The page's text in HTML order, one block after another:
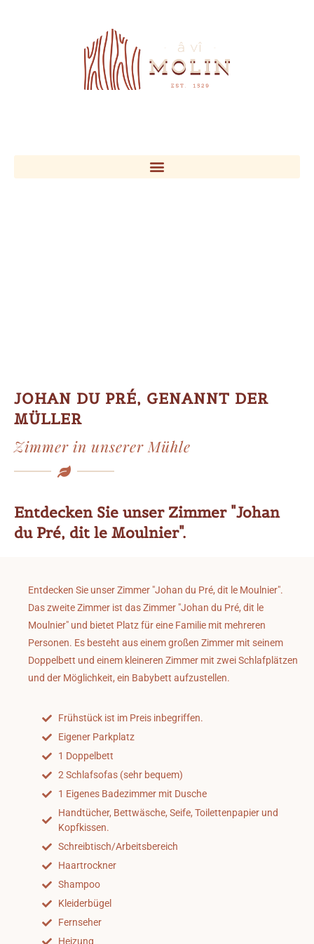
JOHAN DU PRÉ, GENANNT DER
MÜLLER
Zimmer in unserer Mühle
Entdecken Sie unser Zimmer "Johan
du Pré, dit le Moulnier".
Entdecken Sie unser Zimmer "Johan du Pré, dit le Moulnier".
Das zweite Zimmer ist das Zimmer "Johan du Pré, dit le
Moulnier" und bietet Platz für eine Familie mit mehreren
Personen. Es besteht aus einem großen Zimmer mit seinem
Doppelbett und einem kleineren Zimmer mit zwei Schlafplätzen
und der Möglichkeit, ein Babybett aufzustellen.
Frühstück ist im Preis inbegriffen.
Eigener Parkplatz
1 Doppelbett
2 Schlafsofas (sehr bequem)
1 Eigenes Badezimmer mit Dusche
Handtücher, Bettwäsche, Seife, Toilettenpapier und
Kopfkissen.
Schreibtisch/Arbeitsbereich
Haartrockner
Shampoo
Kleiderbügel
Fernseher
Heizung